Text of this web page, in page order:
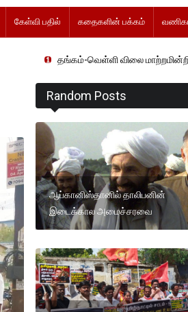
கேள்வி பதில் கதைகளின் பக்கம்
வெள்ளி விலை மாற்றமின்றிதொடர்கிறது..
Random Posts
ஆப்கானிஸ்தானில் தாலிபனின்
இடைக்கால அமைச்சரவை